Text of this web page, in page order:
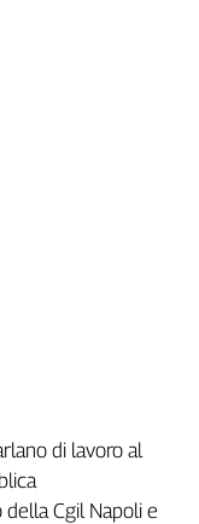
di lavoro al
Cgil Napoli e